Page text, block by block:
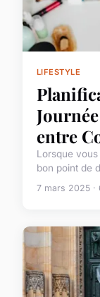
LIFESTYLE
entre
Lorsque
bon point de
7 mars 2025 ·